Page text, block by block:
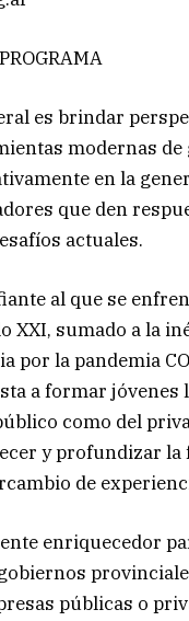
es brindar
modernas de
en la
que den
actuales.
al que se
XXI, sumado a la
por la pandemia
a formar jóvenes
como del
y profundizar la
de
enriquecedor
públicas o